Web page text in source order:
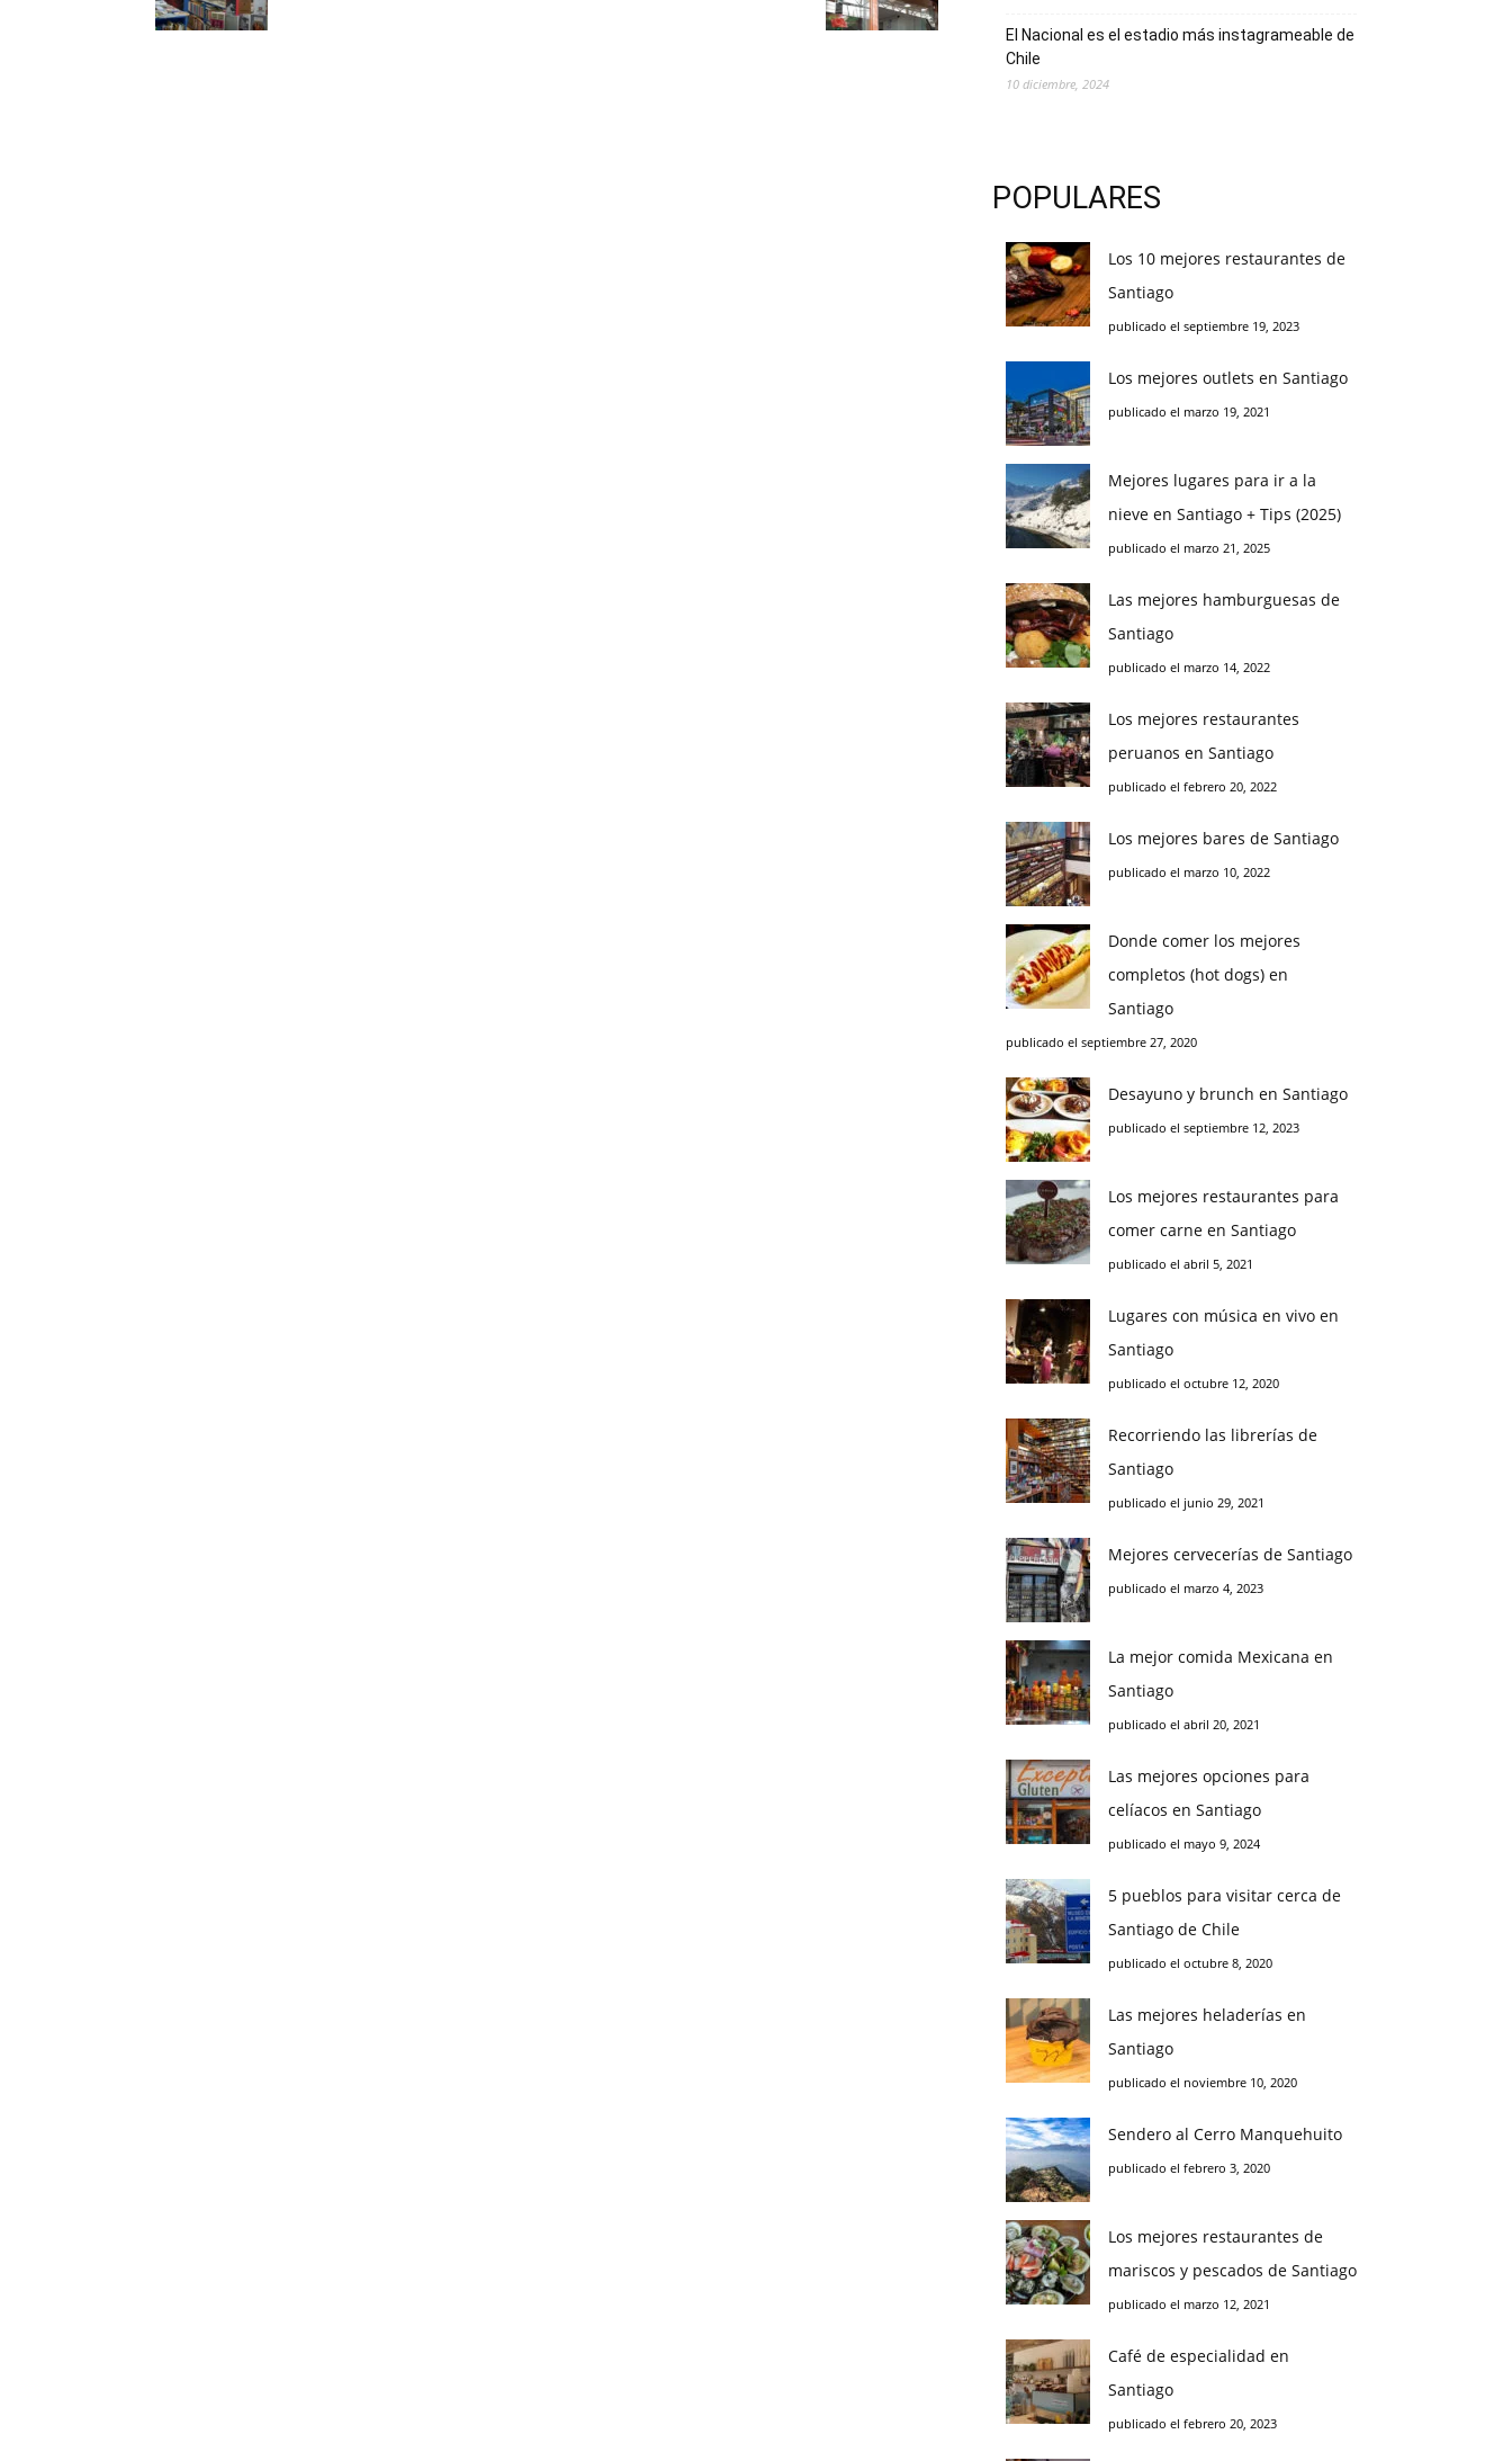
El Nacional es el estadio más instagrameable de
Chile
10 diciembre, 2024
POPULARES
Los 10 mejores restaurantes de
Santiago
publicado el septiembre 19, 2023
Los mejores outlets en Santiago
publicado el marzo 19, 2021
Mejores lugares para ir a la
nieve en Santiago + Tips (2025)
publicado el marzo 21, 2025
Las mejores hamburguesas de
Santiago
publicado el marzo 14, 2022
Los mejores restaurantes
peruanos en Santiago
publicado el febrero 20, 2022
Los mejores bares de Santiago
publicado el marzo 10, 2022
Donde comer los mejores
completos (hot dogs) en
Santiago
publicado el septiembre 27, 2020
Desayuno y brunch en Santiago
publicado el septiembre 12, 2023
Los mejores restaurantes para
comer carne en Santiago
publicado el abril 5, 2021
Lugares con música en vivo en
Santiago
publicado el octubre 12, 2020
Recorriendo las librerías de
Santiago
publicado el junio 29, 2021
Mejores cervecerías de Santiago
publicado el marzo 4, 2023
La mejor comida Mexicana en
Santiago
publicado el abril 20, 2021
Las mejores opciones para
celíacos en Santiago
publicado el mayo 9, 2024
5 pueblos para visitar cerca de
Santiago de Chile
publicado el octubre 8, 2020
Las mejores heladerías en
Santiago
publicado el noviembre 10, 2020
Sendero al Cerro Manquehuito
publicado el febrero 3, 2020
Los mejores restaurantes de
mariscos y pescados de Santiago
publicado el marzo 12, 2021
Café de especialidad en
Santiago
publicado el febrero 20, 2023